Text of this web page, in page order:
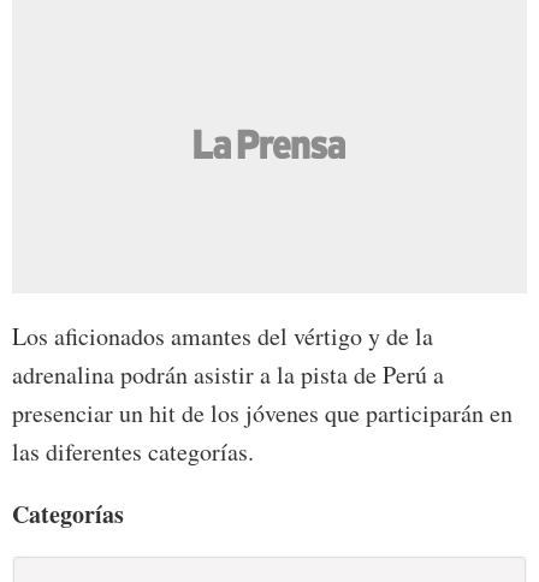
Los aficionados amantes del vértigo y de la
adrenalina podrán asistir a la pista de Perú a
presenciar un hit de los jóvenes que participarán en
las diferentes categorías.
Categorías